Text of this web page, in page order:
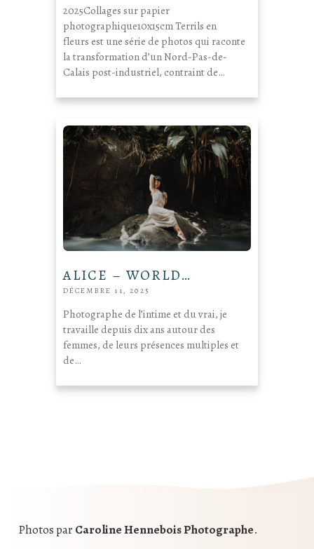
2025Collages sur papier
photographique10x15cm Terrils en
fleurs est une série de photos qui raconte
la transformation d’un Nord-Pas-de-
Calais post-industriel, contraint de…
ALICE – WORLD…
DÉCEMBRE 11, 2025
Photographe de l’intime et du vrai, je
travaille depuis dix ans autour des
femmes, de leurs présences multiples et
de…
Photos par Caroline Hennebois Photographe.